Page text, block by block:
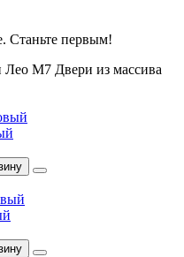
Станьте первым!
Лео М7 Двери из массива